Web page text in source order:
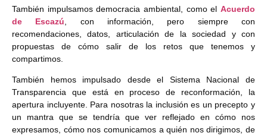
También impulsamos democracia ambiental, como el Acuerdo
de Escazú , con información, pero siempre con
recomendaciones, datos, articulación de la sociedad y con
propuestas de cómo salir de los retos que tenemos y
compartimos.
También hemos impulsado desde el Sistema Nacional de
Transparencia que está en proceso de reconformación, la
apertura incluyente. Para nosotras la inclusión es un precepto y
un mantra que se tendría que ver reflejado en cómo nos
expresamos, cómo nos comunicamos a quién nos dirigimos, de